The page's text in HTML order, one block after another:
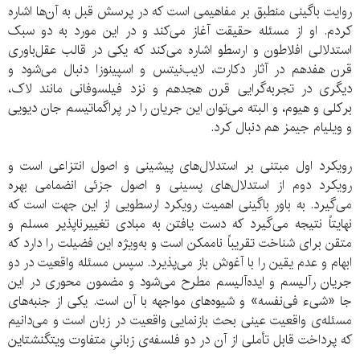
روایت باگینی منطبق بر مفاهیمی است که در پرسش قبل به آن‌ها اشاره
کردم. او از مسئله‌ حقیقت آغاز می‌کند و در این مورد به دو سبک
استدلالی افلاطون و ارسطو اشاره می‌کند که یکی در قالب عقل‌باوری
قرن هفدهم در آثار دکارت، لایب‌نیتس و اسپینوزا دنبال می‌شود و
دیگری در تجربه‌گرایی قرن هجدهم و نزد فیلسوفانی مانند لاک،
برکلی و هیوم، و البته می‌توان این جریان را در پراگماتیسم جان دیویی
و ویلیام جیمز هم دنبال کرد.
رویکرد اول مبتنی بر استدلال‌های پیشینی و اصول انتزاعی است و
رویکرد دوم از استدلال‌های پسینی و اصول جزئی انضمامی بهره
می‌گیرد. به باور باگینی اهمیت رویکرد ارسطویی از این جهت است که
نهایتاً نتیجه می‌گیرد که دست یافتن به مبادی تغییرناپذیر مسلم و
متقن برای شناخت تقریباً ناممکن است و به‌ویژه این فضیلت را دارد که
ابهام و عدم یقین را با آغوش باز می‌پذیرد. سپس مسئله‌ واقعیت در دو
جریان رآلیسم و ایده‌آلیسم مطرح می‌شود و مضمون محوری در این
جا «شیء فی‌نفسه» و شیوه‌های مواجهه با آن است. یکی از جنبه‌های
مسئله‌ی واقعیت عینی بحث بازنمایی واقعیت در زبان است و می‌دانیم
که پرداخت قابل تأملی از آن در دو فلسفه‌ی زبانیِ متفاوت ویتگنشتاین